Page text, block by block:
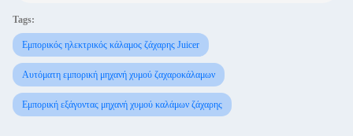
Tags:
Εμπορικός ηλεκτρικός κάλαμος ζάχαρης Juicer
Αυτόματη εμπορική μηχανή χυμού ζαχαροκάλαμων
Εμπορική εξάγοντας μηχανή χυμού καλάμων ζάχαρης